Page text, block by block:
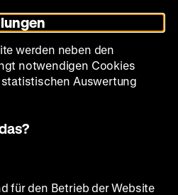
Zur
werden neben den
notwendigen Cookies
Auswertung
für den Betrieb der Website